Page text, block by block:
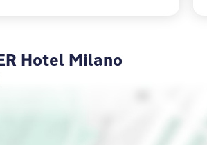
Hotel Milano